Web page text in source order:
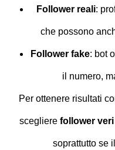
Follower reali:
che possono
Follower fake: bot
il numero,
Per ottenere risultati
scegliere follower
soprattutto se